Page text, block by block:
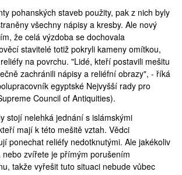
pohanských staveb použity, pak z nich byly
všechny nápisy a kresby. Ale nový
že celá výzdoba se dochovala
stavitelé totiž pokryli kameny omítkou,
na povrchu. "Lidé, kteří postavili mešitu
zachránili nápisy a reliéfní obrazy", - říká
egyptské Nejvyšší rady pro
Council of Antiquities).
stojí nelehká jednání s islámskými
mají k této mešitě vztah. Vědci
ponechat reliéfy nedotknutými. Ale jakékoliv
zvířete je přímým porušením
takže vyřešit tuto situaci nebude vůbec